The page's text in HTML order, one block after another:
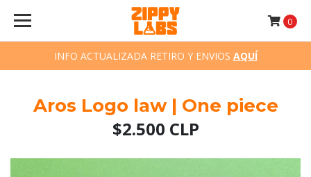
INFO ACTUALIZADA RETIRO Y ENVIOS AQUÍ
0
Aros Logo law | One piece
$2.500 CLP